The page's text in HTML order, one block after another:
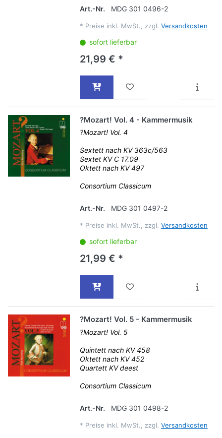
Art.-Nr. MDG 301 0496-2
* Preise inkl. MwSt., zzgl. Versandkosten
sofort lieferbar
21,99 € *
?Mozart! Vol. 4 - Kammermusik
?Mozart! Vol. 4
Sextett nach KV 363c/563
Sextet KV C 17.09
Oktett nach KV 497
Consortium Classicum
Art.-Nr. MDG 301 0497-2
* Preise inkl. MwSt., zzgl. Versandkosten
sofort lieferbar
21,99 € *
?Mozart! Vol. 5 - Kammermusik
?Mozart! Vol. 5
Quintett nach KV 458
Oktett nach KV 452
Quartett KV deest
Consortium Classicum
Art.-Nr. MDG 301 0498-2
* Preise inkl. MwSt., zzgl. Versandkosten